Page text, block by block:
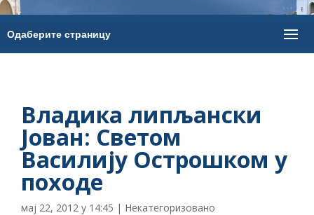
Владика липљански
Јован: Светом
Василију Острошком у
походе
мај 22, 2012 у 14:45 | Некатегоризовано